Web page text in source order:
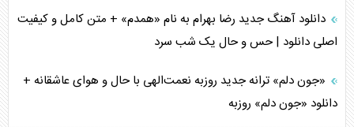
دانلود آهنگ جدید رضا بهرام به نام «همدم» + متن کامل و کیفیت
اصلی دانلود | حس و حال یک شب سرد
«جون دلم» ترانه جدید روزبه نعمت‌الهی با حال و هوای عاشقانه +
دانلود «جون دلم» روزبه